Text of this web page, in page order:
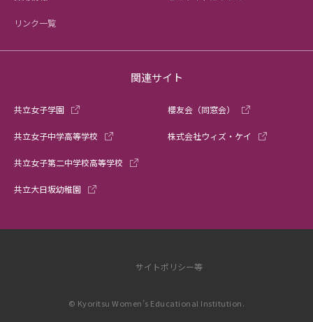
リンク一覧
関連サイト
共立女子学園
共立女子中学高等学校
共立女子第二中学校高等学校
共立大日坂幼稚園
櫻友会（同窓会）
株式会社ウィズ・ケイ
© Kyoritsu Women’s Educational Institution.
サイトポリシー等